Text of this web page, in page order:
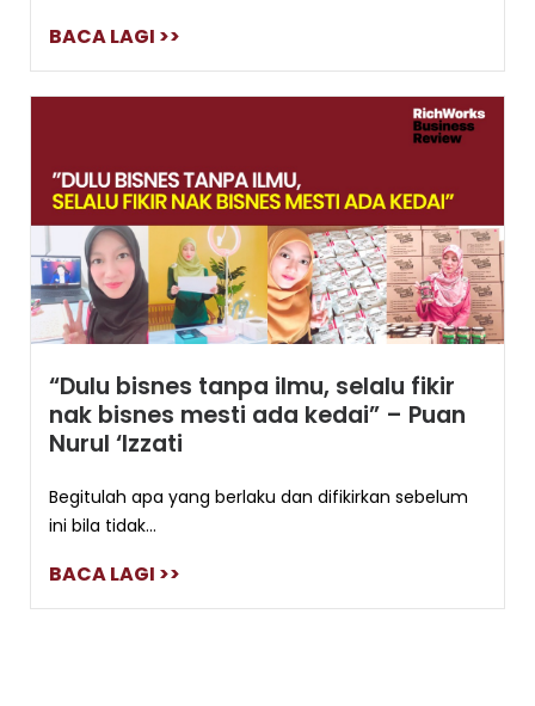
BACA LAGI >>
“Dulu bisnes tanpa ilmu, selalu fikir
nak bisnes mesti ada kedai” – Puan
Nurul ‘Izzati
Begitulah apa yang berlaku dan difikirkan sebelum
ini bila tidak...
BACA LAGI >>